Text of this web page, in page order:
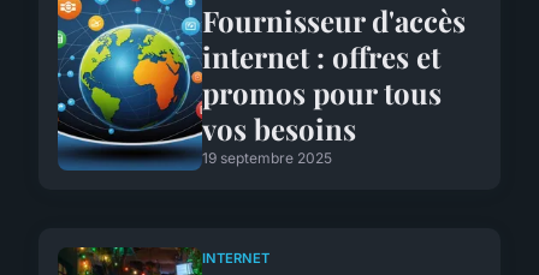
Fournisseur d'accès
internet : offres et
promos pour tous
vos besoins
19 septembre 2025
INTERNET